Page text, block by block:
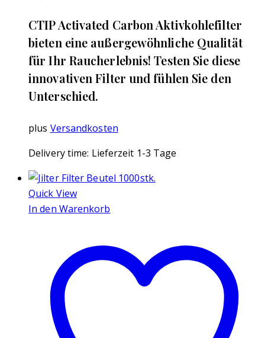
CTIP Activated Carbon Aktivkohlefilter
bieten eine außergewöhnliche Qualität
für Ihr Raucherlebnis! Testen Sie diese
innovativen Filter und fühlen Sie den
Unterschied.
plus Versandkosten
Delivery time: Lieferzeit 1-3 Tage
Quick View
In den Warenkorb